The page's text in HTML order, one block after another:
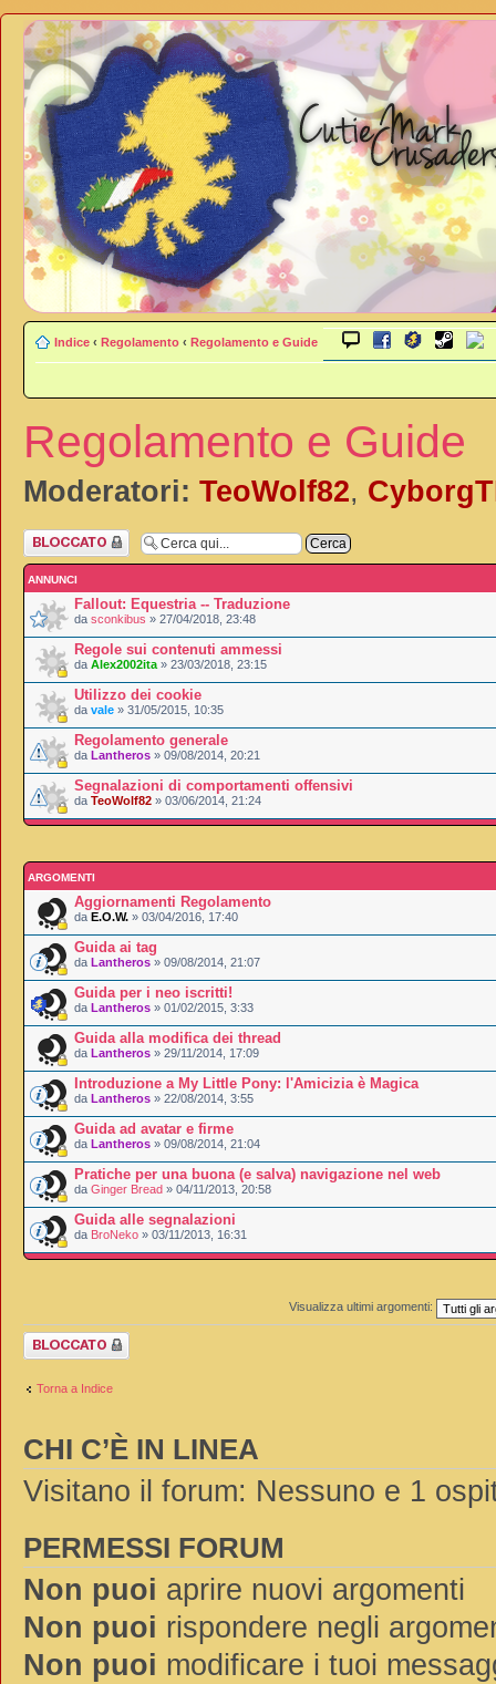
Indice ‹ Regolamento ‹ Regolamento e Guide
Regolamento e Guide
Moderatori: TeoWolf82,
Forum bloccato
ANNUNCI
Fallout: Equestria -- Traduzione
da sconkibus » 27/04/2018, 23:48
Regole sui contenuti ammessi
da Alex2002ita » 23/03/2018, 23:15
Utilizzo dei cookie
da vale » 31/05/2015, 10:35
Regolamento generale
da Lantheros » 09/08/2014, 20:21
Segnalazioni di comportamenti offensivi
da TeoWolf82 » 03/06/2014, 21:24
ARGOMENTI
Aggiornamenti Regolamento
da E.O.W. » 03/04/2016, 17:40
Guida ai tag
da Lantheros » 09/08/2014, 21:07
Guida per i neo iscritti!
da Lantheros » 01/02/2015, 3:33
Guida alla modifica dei thread
da Lantheros » 29/11/2014, 17:09
Introduzione a My Little Pony: l'Amicizia è Magica
da Lantheros » 22/08/2014, 3:55
Guida ad avatar e firme
da Lantheros » 09/08/2014, 21:04
Pratiche per una buona (e salva) navigazione nel web
da Ginger Bread » 04/11/2013, 20:58
Guida alle segnalazioni
da BroNeko » 03/11/2013, 16:31
Visualizza ultimi argomenti:
Forum bloccato
Torna a Indice
CHI C’È IN LINEA
Visitano il forum: Nessuno e 1
PERMESSI FORUM
Non puoi aprire nuovi argomenti
Non puoi rispondere negli
Non puoi modificare i tuoi